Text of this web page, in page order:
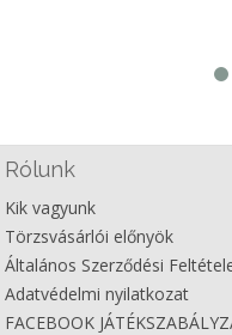
Rólunk
Kik vagyunk
Törzsvásárlói előnyök
Általános Szerződési
Adatvédelmi nyilatkozat
FACEBOOK